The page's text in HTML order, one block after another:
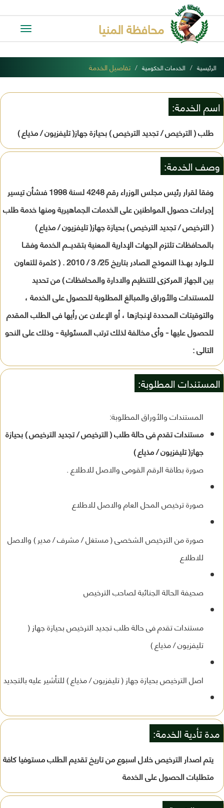
Toggle
محافظة المنيا
الرئيسية الخدمات الحكومية تفاصيل الخدمة
اسم الخدمة:
طلب ( الترخيص / تجديد الترخيص ) بحيازة جهاز( تليفزيون / مذياع )
وصف الخدمة:
وفقا لقرار رئيس مجلس الوزراء رقم 4248 لسنة 1998 فىشأن تيسير
إجراءات حصول المواطنين على الخدمات الجماهيرية ومنها خدمة طلب
( الترخيص / تجديد الترخيص ) بحيازة جهاز( تليفزيون / مذياع )
بالمحافظات تلتزم الجهات الإدارية المعنية بتقديـــم الخدمة وفقــا
للــوارد بهــذا النموذج الصادر بتاريخ 25/ 3 / 2010 . ( كثمرة للتعاون
بين الجهاز المركزى للتنظيم والادارة والمحافظات ) من تحديد
للمستندات والأوراق والمبالغ المطلوبة للحصول على الخدمة ،
والتوقيتات المحددة لإنجازها ، أو الإعلان عن رأيها فى الطلب المقدم
للحصول عليها - وأى مخالفة لذلك ترتب المسئولية - وذلك على النحو
التالى :
المستندات المطلوبة:
المستندات والأوراق المطلوبة:
مستندات تقدم فى حالة طلب ( الترخيص / تجديد الترخيص ) بحيازة
جهاز( تليفزيون / مذياع )
صورة بطاقة الرقم القومى والاصل للاطلاع .
صورة ترخيص المحل العام والاصل للاطلاع
صورة من الترخيص الشخصى ( مستغل / مشرف / مدير ) والاصل
للاطلاع
صحيفة الحالة الجنائبة لصاحب الترخيص
مستندات تقدم فى حالة طلب تجديد الترخيص بحيازة جهاز (
تليفزيون / مذياع )
اصل الترخيص بحيازة جهاز ( تليفزيون / مذياع ) للتأشير عليه بالتجديد
مدة تأدية الخدمة:
يتم اصدار الترخيص خلال اسبوع من تاريخ تقديم الطلب مستوفيا كافة
متطلبات الحصول على الخدمة